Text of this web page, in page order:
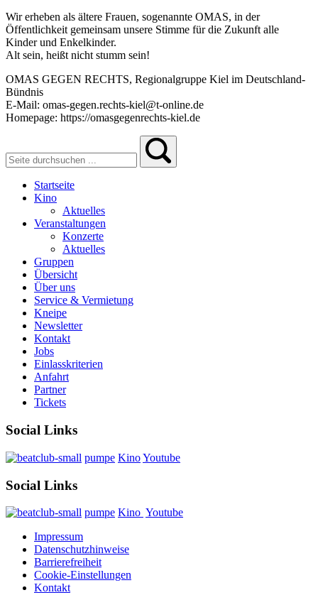
Wir erheben als ältere Frauen, sogenannte OMAS, in der
Öffentlichkeit gemeinsam unsere Stimme für die Zukunft alle
Kinder und Enkelkinder.
Alt sein, heißt nicht stumm sein!
OMAS GEGEN RECHTS, Regionalgruppe Kiel im Deutschland-
Bündnis
E-Mail: omas-gegen.rechts-kiel@t-online.de
Homepage: https://omasgegenrechts-kiel.de
Startseite
Kino
Aktuelles
Veranstaltungen
Konzerte
Aktuelles
Gruppen
Übersicht
Über uns
Service & Vermietung
Kneipe
Newsletter
Kontakt
Jobs
Einlasskriterien
Anfahrt
Partner
Tickets
Social Links
pumpe KinoYoutube
Social Links
pumpe Kino Youtube
Impressum
Datenschutzhinweise
Barrierefreiheit
Cookie-Einstellungen
Kontakt